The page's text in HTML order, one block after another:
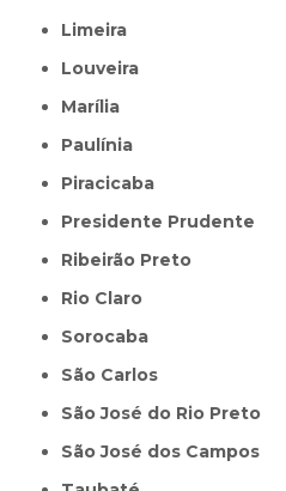
Limeira
Louveira
Marília
Paulínia
Piracicaba
Presidente Prudente
Ribeirão Preto
Rio Claro
Sorocaba
São Carlos
São José do Rio Preto
São José dos Campos